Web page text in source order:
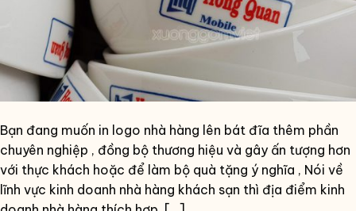
Bạn đang muốn in logo nhà hàng lên bát đĩa thêm phần
chuyên nghiệp , đồng bộ thương hiệu và gây ấn tượng hơn
với thực khách hoặc để làm bộ quà tặng ý nghĩa , Nói về
lĩnh vực kinh doanh nhà hàng khách sạn thì địa điểm kinh